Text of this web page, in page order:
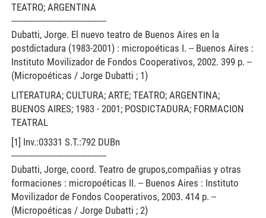
TEATRO; ARGENTINA
----------------------------------------
Dubatti, Jorge. El nuevo teatro de Buenos Aires en la
postdictadura (1983-2001) : micropoéticas I. -- Buenos Aires :
Instituto Movilizador de Fondos Cooperativos, 2002. 399 p. --
(Micropoéticas / Jorge Dubatti ; 1)
LITERATURA; CULTURA; ARTE; TEATRO; ARGENTINA;
BUENOS AIRES; 1983 - 2001; POSDICTADURA; FORMACION
TEATRAL
[1] Inv.:03331 S.T.:792 DUBn
----------------------------------------
Dubatti, Jorge, coord. Teatro de grupos,compañias y otras
formaciones : micropoéticas II. -- Buenos Aires : Instituto
Movilizador de Fondos Cooperativos, 2003. 414 p. --
(Micropoéticas / Jorge Dubatti ; 2)